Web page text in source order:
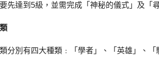
先達到5級，並需完成「神秘的儀式」及「
分別有四大種類﹕「學者」、「英雄」、